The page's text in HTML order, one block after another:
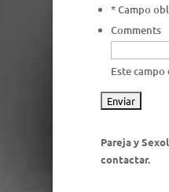
* Campo
Comments
Este
Pareja y
contactar.